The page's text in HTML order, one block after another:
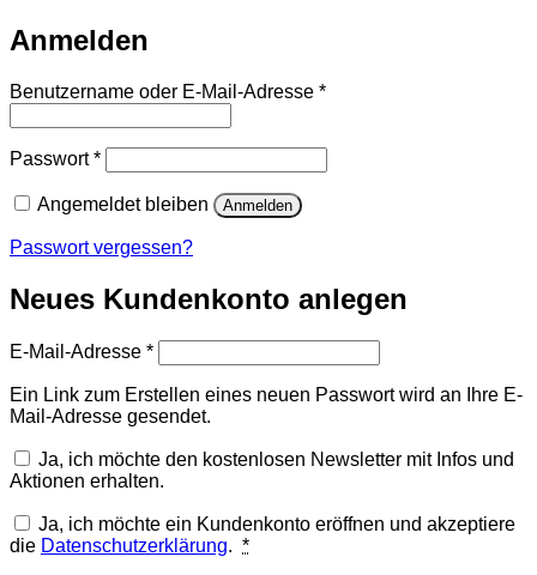
Anmelden
Benutzername oder E-Mail-Adresse *Erforderlich
Passwort*Erforderlich
Angemeldet bleiben Anmelden
Passwort vergessen?
Neues Kundenkonto anlegen
E-Mail-Adresse *Erforderlich
Ein Link zum Erstellen eines neuen Passwort wird an Ihre E-
Mail-Adresse gesendet.
Ja, ich möchte den kostenlosen Newsletter mit Infos und
Aktionen erhalten.
Ja, ich möchte ein Kundenkonto eröffnen und akzeptiere
die Datenschutzerklärung. *